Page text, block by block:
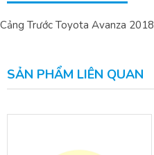
Cảng Trước Toyota Avanza 2018
SẢN PHẨM LIÊN QUAN